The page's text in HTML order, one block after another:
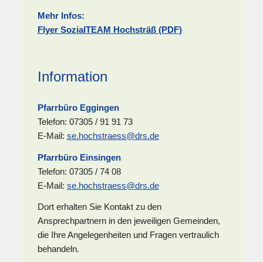
Mehr Infos:
Flyer SozialTEAM Hochsträß (PDF)
Information
Pfarrbüro Eggingen
Telefon: 07305 / 91 91 73
E-Mail: se.hochstraess@drs.de
Pfarrbüro Einsingen
Telefon: 07305 / 74 08
E-Mail: se.hochstraess@drs.de
Dort erhalten Sie Kontakt zu den
Ansprechpartnern in den jeweiligen Gemeinden,
die Ihre Angelegenheiten und Fragen vertraulich
behandeln.